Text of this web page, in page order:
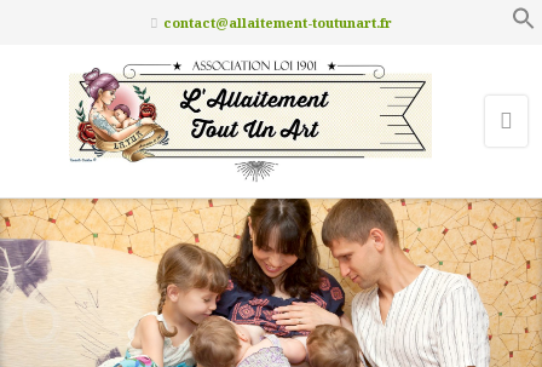
contact@allaitement-toutunart.fr